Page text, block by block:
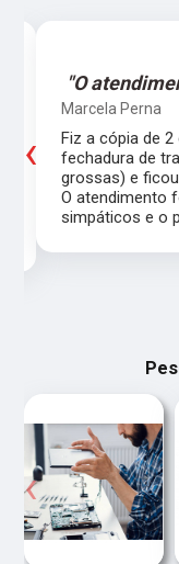
"O
Marcela Perna
Fiz a cópia de
fechadura de
grossas) e
O atendimento
simpáticos e o
‹
‹